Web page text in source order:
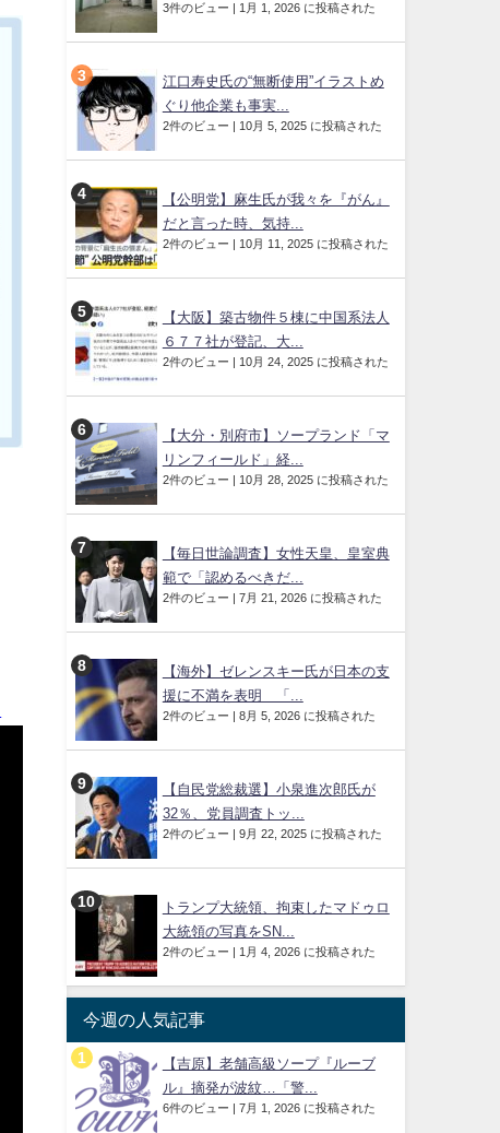
3件のビュー | 1月 1, 2026 に投稿された
江口寿史氏の“無断使用”イラストめ
ぐり他企業も事実...
2件のビュー | 10月 5, 2025 に投稿された
【公明党】麻生氏が我々を『がん』
だと言った時、気持...
2件のビュー | 10月 11, 2025 に投稿された
【大阪】築古物件５棟に中国系法人
６７７社が登記、大...
2件のビュー | 10月 24, 2025 に投稿された
【大分・別府市】ソープランド「マ
リンフィールド」経...
2件のビュー | 10月 28, 2025 に投稿された
【毎日世論調査】女性天皇、皇室典
範で「認めるべきだ...
2件のビュー | 7月 21, 2026 に投稿された
【海外】ゼレンスキー氏が日本の支
援に不満を表明 「...
2件のビュー | 8月 5, 2026 に投稿された
【自民党総裁選】小泉進次郎氏が
32％、党員調査トッ...
2件のビュー | 9月 22, 2025 に投稿された
トランプ大統領、拘束したマドゥロ
大統領の写真をSN...
2件のビュー | 1月 4, 2026 に投稿された
今週の人気記事
【吉原】老舗高級ソープ『ルーブ
ル』摘発が波紋…「警...
6件のビュー | 7月 1, 2026 に投稿された